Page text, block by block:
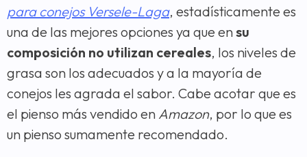
para conejos Versele-Laga, estadísticamente es
una de las mejores opciones ya que ensu
composición no utilizan cereales, los niveles de
grasa son los adecuados y a la mayoría de
conejos les agrada el sabor. Cabe acotar que es
el pienso más vendido en Amazon, por lo que es
un pienso sumamente recomendado.